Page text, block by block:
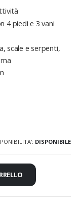
4 piedi e 3 vani
scale e serpenti,
DISPONIBILE